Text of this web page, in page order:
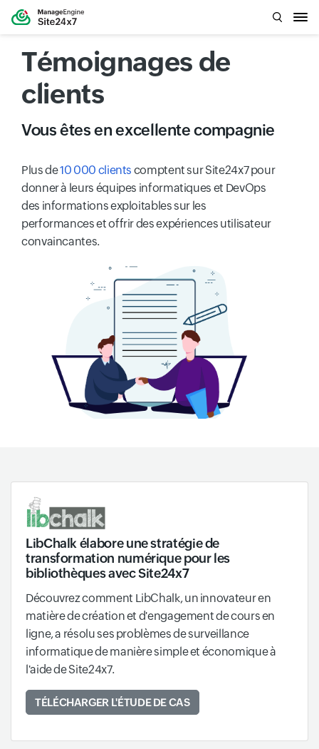
Témoignages de
clients
Vous êtes en excellente compagnie
Plus de10 000 clients comptent sur Site24x7 pour
donner à leurs équipes informatiques et DevOps
des informations exploitables sur les
performances et offrir des expériences utilisateur
convaincantes.
LibChalk élabore une stratégie de
transformation numérique pour les
bibliothèques avec Site24x7
Découvrez comment LibChalk, un innovateur en
matière de création et d'engagement de cours en
ligne, a résolu ses problèmes de surveillance
informatique de manière simple et économique à
l'aide de Site24x7.
TÉLÉCHARGER L'ÉTUDE DE CAS